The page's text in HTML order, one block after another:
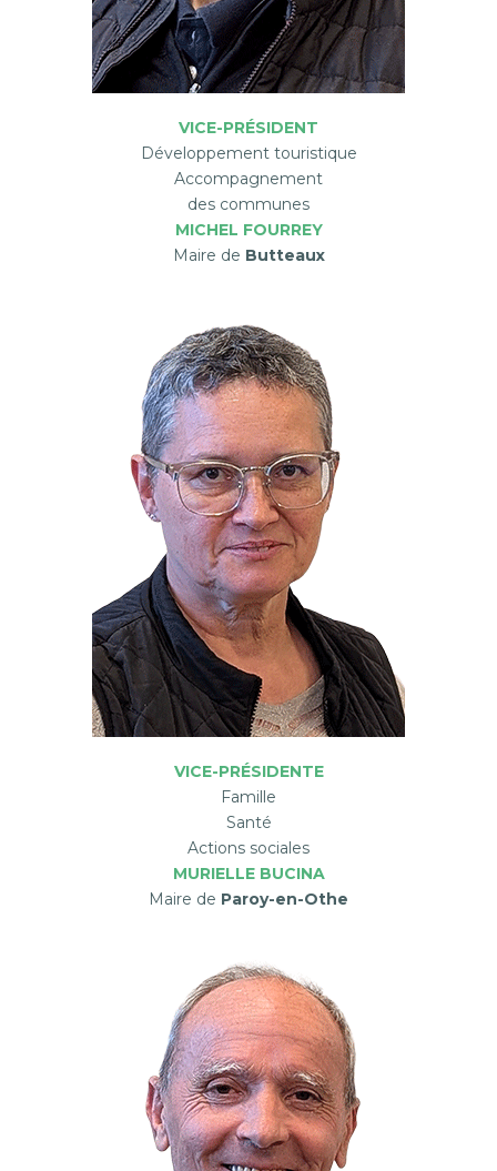
VICE-PRÉSIDENT
Développement touristique
Accompagnement
des communes
MICHEL FOURREY
Maire de Butteaux
VICE-PRÉSIDENTE
Famille
Santé
Actions sociales
MURIELLE BUCINA
Maire de Paroy-en-Othe